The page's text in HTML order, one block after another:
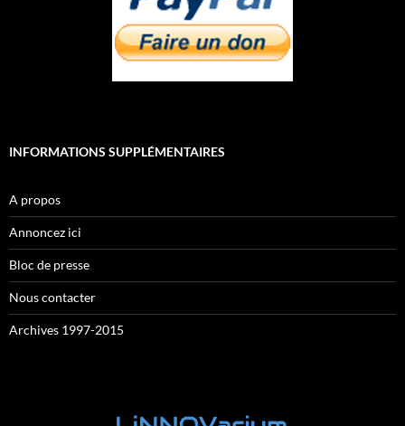
INFORMATIONS SUPPLÉMENTAIRES
A propos
Annoncez ici
Bloc de presse
Nous contacter
Archives 1997-2015